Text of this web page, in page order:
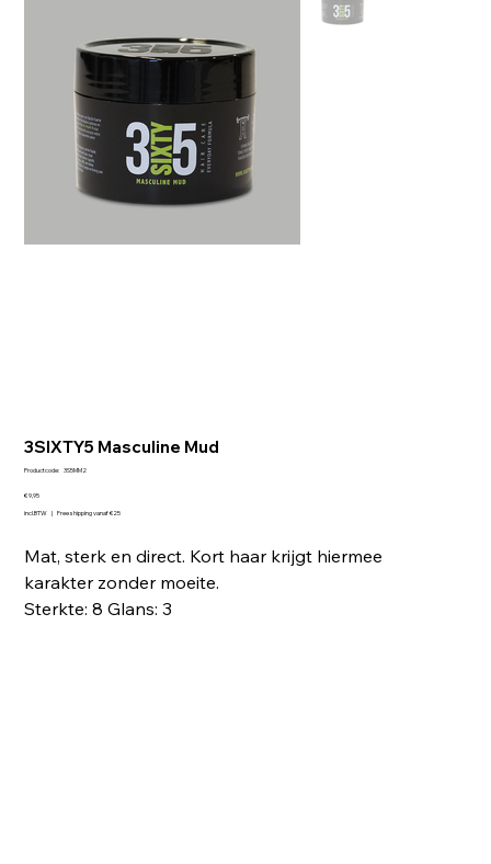
3SIXTY5 Masculine Mud
Productcode: Productcode
3S5MM2
Prijs
€ 9,95
incl.BTW | Free shipping vanaf €25
Mat, sterk en direct. Kort haar krijgt hiermee
karakter zonder moeite.
Sterkte: 8 Glans: 3